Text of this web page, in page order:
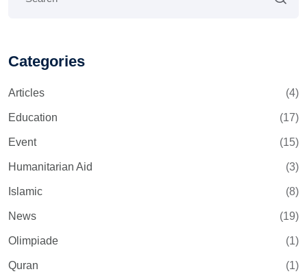
Categories
Articles (4)
Education (17)
Event (15)
Humanitarian Aid (3)
Islamic (8)
News (19)
Olimpiade (1)
Quran (1)